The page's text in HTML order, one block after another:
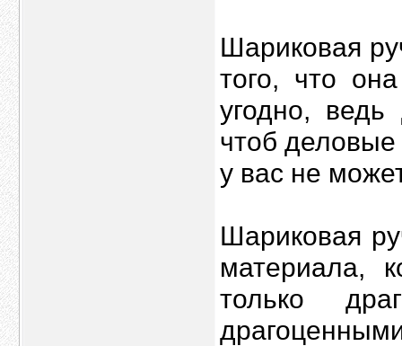
Шариковая
того, что
угодно, ведь
чтоб
у вас не
Шариковая
материала,
только